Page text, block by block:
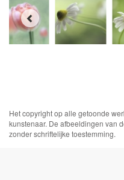
Het copyright op alle getoonde
kunstenaar. De afbeeldingen van
zonder schriftelijke toestemming.